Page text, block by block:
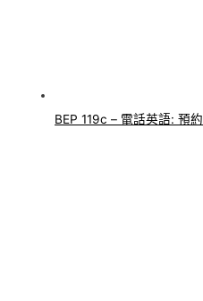
BEP 119c – 電話英語: 預約